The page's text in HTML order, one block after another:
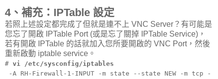
4、補充：IPTable 設定
若照上述設定都完成了但就是連不上 VNC Server？有可能是
您忘了開啟 IPTable Port (或是忘了關掉 IPTable Service)，
若有開啟 IPTable 的話就加入您所要開啟的 VNC Port，然後
重新啟動 iptable service。
# vi /etc/sysconfig/iptables
-A RH-Firewall-1-INPUT -m state --state NEW -m tcp -